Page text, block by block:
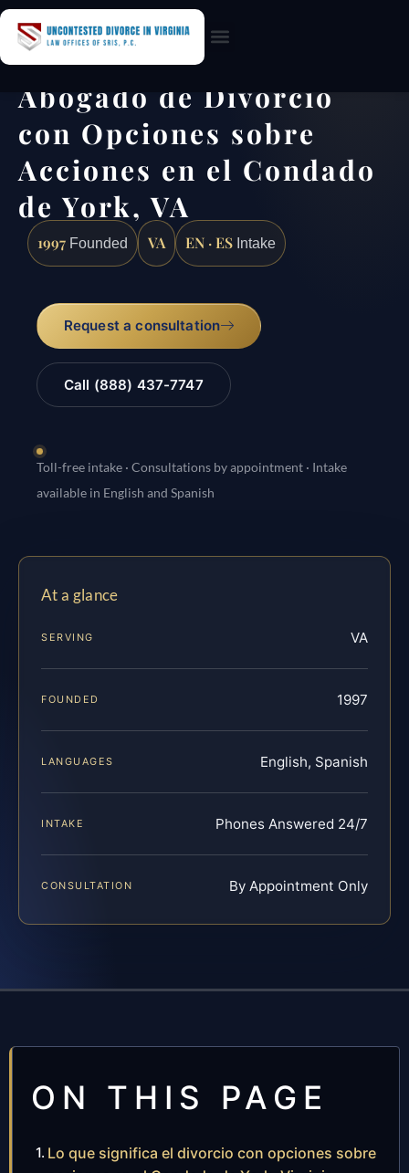
Abogado de Divorcio
con Opciones sobre
Acciones en el Condado
de York, VA
1997 Founded VA EN · ES Intake
Request a consultation
Call (888) 437-7747
Toll-free intake · Consultations by appointment · Intake
available in English and Spanish
At a glance
SERVING VA
FOUNDED 1997
LANGUAGES English, Spanish
INTAKE Phones Answered 24/7
CONSULTATION By Appointment Only
ON THIS PAGE
Lo que significa el divorcio con opciones sobre